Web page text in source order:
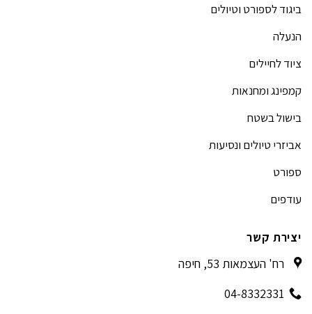
ביגוד לספורט וטיולים
הנעלה
ציוד לחיילים
קמפינג ומחנאות
בישול בשטח
אביזרי טיולים ונסיעות
ספורט
עודפים
יצירת קשר
רח' העצמאות 53, חיפה
04-8332331